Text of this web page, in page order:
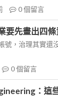
0個留言
要先畫出四
號，治理其實還
0個留言
：這